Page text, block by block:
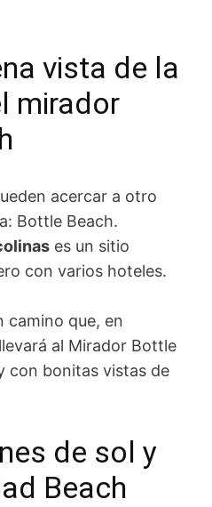
vista de la
mirador
acercar a otro
Bottle Beach.
es un sitio
con varios hoteles.
camino que, en
al Mirador Bottle
con bonitas vistas de
de sol y
Beach